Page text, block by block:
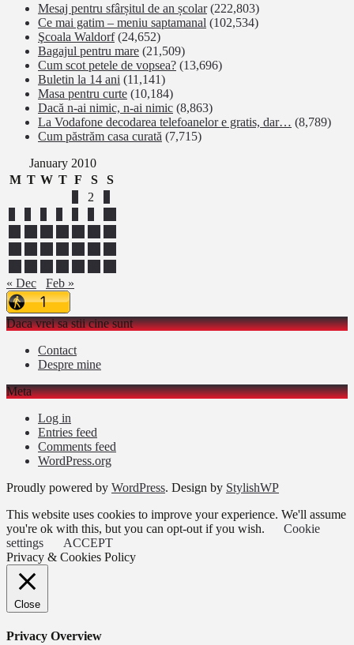
Mesaj pentru sfârșitul de an școlar (222,803)
Ce mai gatim – meniu saptamanal (102,534)
Şcoala Waldorf (24,652)
Bagajul pentru mare (21,509)
Cum scot petele de vopsea? (13,696)
Buletin la 14 ani (11,141)
Masa pentru curte (10,184)
Dacă n-ai nimic, n-ai nimic (8,863)
La Vodafone decodarea telefoanelor e gratis, dar… (8,789)
Cum păstrăm casa curată (7,715)
January 2010
M T W T F S
S
2
« Dec
Feb »
Daca vrei sa stii cine sunt
Contact
Despre mine
Meta
Log in
Entries feed
Comments feed
WordPress.org
Proudly powered by WordPress. Design by StylishWP
This website uses cookies to improve your experience. We'll assume
you're ok with this, but you can opt-out if you wish.
Cookie
settings
ACCEPT
Privacy & Cookies Policy
Close
Privacy Overview